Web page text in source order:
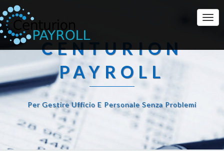
CENTURION
PAYROLL
Per Gestire Ufficio E Personale Senza Problemi